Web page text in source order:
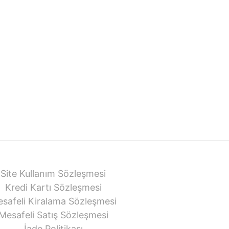
Site Kullanım Sözleşmesi
Kredi Kartı Sözleşmesi
Kiralama Sözleşmesi
Satış Sözleşmesi